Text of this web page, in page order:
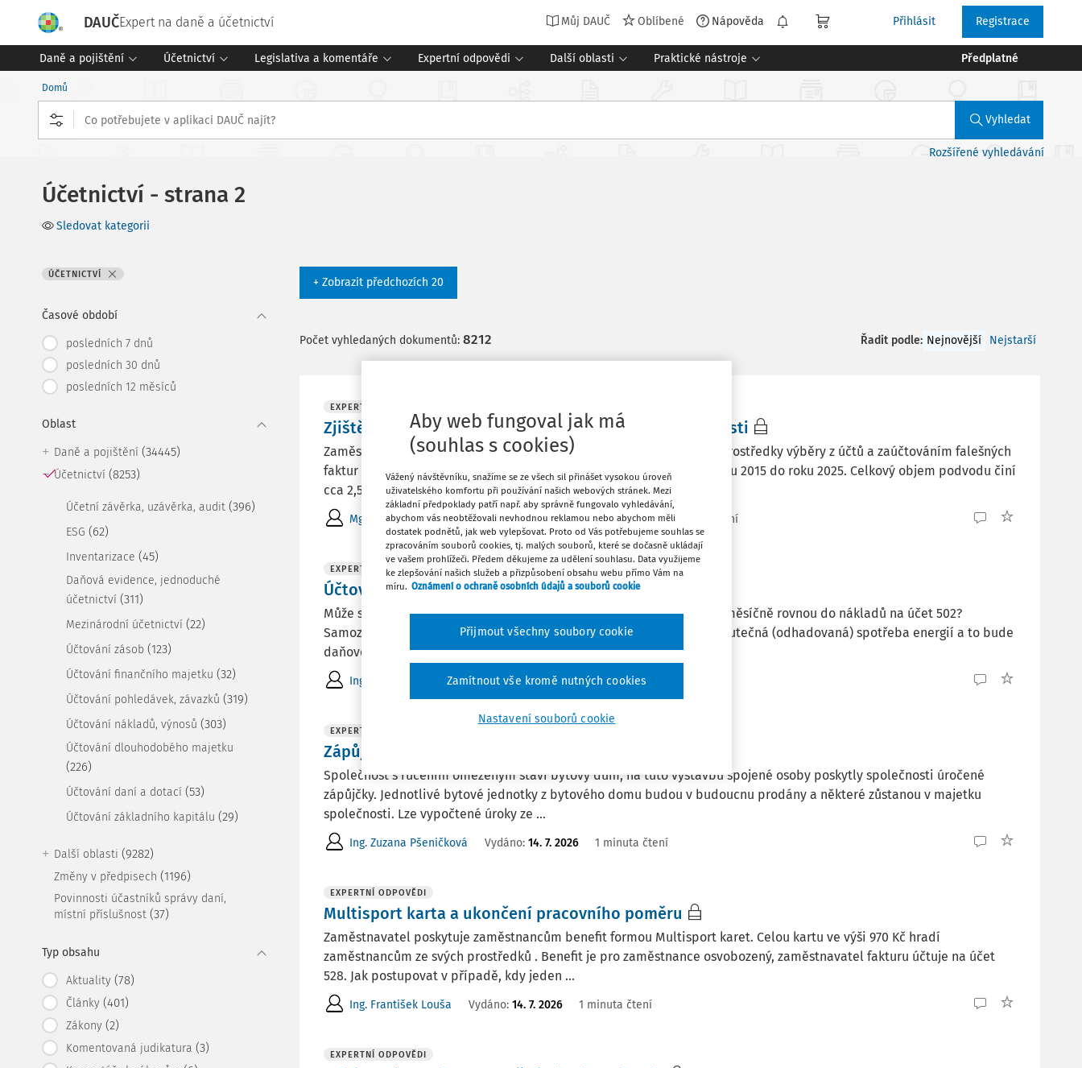
DAUČExpert na daně a účetnictví Můj DAUČ Oblíbené Nápověda Přihlásit Registrace
Daně a pojištění Účetnictví Legislativa a komentáře Expertní odpovědi Další oblasti Praktické nástroje Předplatné
Domů
Vyhledat
Rozšířené vyhledávání
Účetnictví - strana 2
Sledovat kategorii
ÚČETNICTVÍ
Časové období
posledních 7 dnů
posledních 30 dnů
posledních 12 měsíců
Oblast
Daně a pojištění (34445)
Účetnictví (8253)
Účetní závěrka, uzávěrka, audit (396)
ESG (62)
Inventarizace (45)
Daňová evidence, jednoduché
účetnictví (311)
Mezinárodní účetnictví (22)
Účtování zásob (123)
Účtování finančního majetku (32)
Účtování pohledávek, závazků (319)
Účtování nákladů, výnosů (303)
Účtování dlouhodobého majetku
(226)
Účtování daní a dotací (53)
Účtování základního kapitálu (29)
Další oblasti (9282)
Změny v předpisech (1196)
Povinnosti účastníků správy daní,
místní příslušnost (37)
Typ obsahu
Aktuality (78)
Články (401)
Zákony (2)
Komentovaná judikatura (3)
+ Zobrazit předchozích 20
Počet vyhledaných dokumentů: 8212 Řadit podle: Nejnovější Nejstarší
EXPERTNÍ ODPOVĚDI
Zjištěný podvod, způsob zaúčtování a daňové souvislosti
Zaměstnankyně, hlavní účetní, zproněvěřila ve společnosti finanční prostředky výběry z účtů a zaúčtováním falešných
faktur převážněnákupy drobného majetku. Podvody prováděla od roku 2015 do roku 2025. Celkový objem podvodu činí
cca 2,5 mil. Kč. V roce 2026 ...
Mgr. Bc. Daniel Václav Štěpánek MBA Vydáno :16. 7. 2026 3 minuty čtení
EXPERTNÍ ODPOVĚDI
Účtování zálohy na energie
Může s.r.o. s ohledem na Interpretaci NúR účtovat zálohy na energie měsíčně rovnou do nákladů na účet 502?
Samozřejmě s ohledem na úpravu na konci roku, kdy bude zjištěna skutečná (odhadovaná) spotřeba energií a to bude
daňově zohledněno. Přijde nám to i ...
Ing. František Louša Vydáno:16. 7. 2026 2 minuty čtení
EXPERTNÍ ODPOVĚDI
Zápůjčky od spojených osob
Společnost s ručením omezeným staví bytový dům, na tuto výstavbu spojené osoby poskytly společnosti úročené
zápůjčky. Jednotlivé bytové jednotky z bytového domu budou v budoucnu prodány a některé zůstanou v majetku
společnosti. Lze vypočtené úroky ze ...
Ing. Zuzana Pšeničková Vydáno: 14. 7. 2026 1 minuta čtení
EXPERTNÍ ODPOVĚDI
Multisport karta a ukončení pracovního poměru
Zaměstnavatel poskytuje zaměstnancům benefit formou Multisport karet. Celou kartu ve výši 970 Kč hradí
zaměstnancům ze svých prostředků . Benefit je pro zaměstnance osvobozený, zaměstnavatel fakturu účtuje na účet
528. Jak postupovat v případě, kdy jeden ...
Ing. František Louša Vydáno: 14. 7. 2026 1 minuta čtení
EXPERTNÍ ODPOVĚDI
Aby web fungoval jak má
(souhlas s cookies)
Vážený návštěvníku, snažíme se ze všech sil přinášet vysokou úroveň
uživatelského komfortu při používání našich webových stránek. Mezi
základní předpoklady patří např. aby správně fungovalo vyhledávání,
abychom vás neobtěžovali nevhodnou reklamou nebo abychom měli
dostatek podnětů, jak web vylepšovat. Proto od Vás potřebujeme souhlas se
zpracováním souborů cookies, tj. malých souborů, které se dočasně ukládají
ve vašem prohlížeči. Předem děkujeme za udělení souhlasu. Data využijeme
ke zlepšování našich služeb a přizpůsobení obsahu webu přímo Vám na
míru. Oznámení o ochraně osobních údajů a souborů cookie
Nastavení souborů cookie
Zamítnout vše kromě nutných cookies
Přijmout všechny soubory cookie